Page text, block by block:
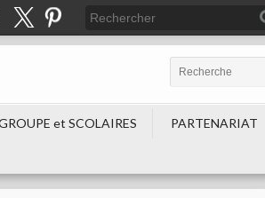
et SCOLAIRES
PARTENARIAT